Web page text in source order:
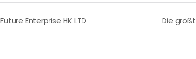
Enterprise HK LTD